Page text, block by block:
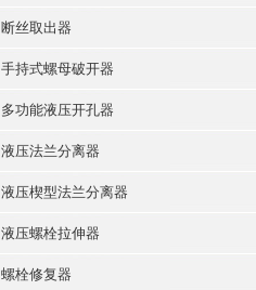
断丝取出器
手持式螺母破开器
多功能液压开孔器
液压法兰分离器
液压楔型法兰分离器
液压螺栓拉伸器
螺栓修复器